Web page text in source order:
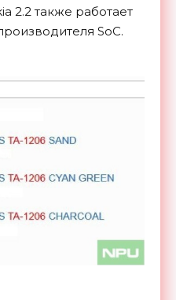
2.2 также работает
SoC.